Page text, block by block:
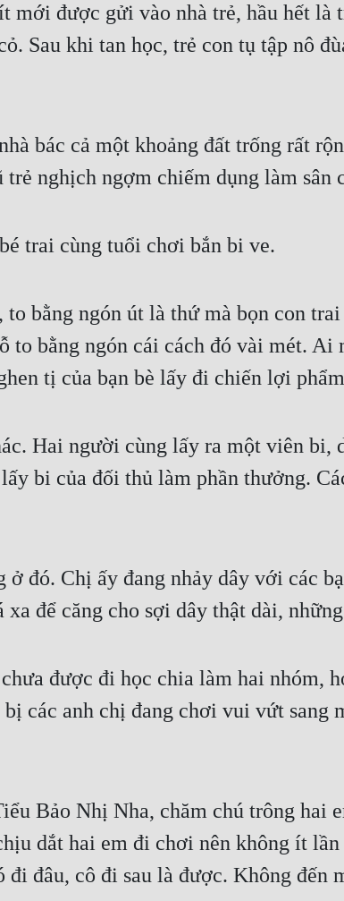
mới được gửi vào nhà trẻ, hầu hết
Sau khi tan học, trẻ con tụ tập nô
bác cả một khoảng đất trống rất
nghịch ngợm chiếm dụng làm sân
trai cùng tuổi chơi bắn bi ve.
bằng ngón út là thứ mà bọn con
to bằng ngón cái cách đó vài mét. Ai
tị của bạn bè lấy đi chiến lợi
Hai người cùng lấy ra một viên bi,
bi của đối thủ làm phần thưởng.
ở đó. Chị ấy đang nhảy dây với các
xa để căng cho sợi dây thật dài,
được đi học chia làm hai nhóm,
các anh chị đang chơi vui vứt sang
Bảo Nhị Nha, chăm chú trông hai
dắt hai em đi chơi nên không ít
đi đâu, cô đi sau là được. Không